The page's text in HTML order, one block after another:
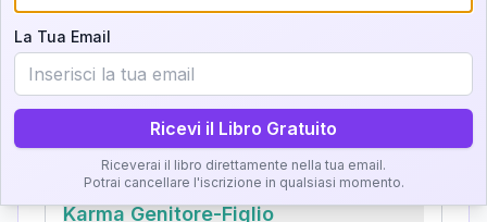
38.5-39
GRATIS
Zona del Ritratto
Importanza:
Karma Genitore-Figlio
La Tua Email
Ricevi il Libro Gratuito
Riceverai il libro direttamente nella tua email.
Potrai cancellare l'iscrizione in qualsiasi momento.